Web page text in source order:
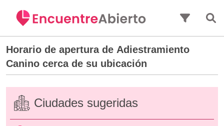
Horario de apertura de Adiestramiento
Canino cerca de su ubicación
Ciudades sugeridas